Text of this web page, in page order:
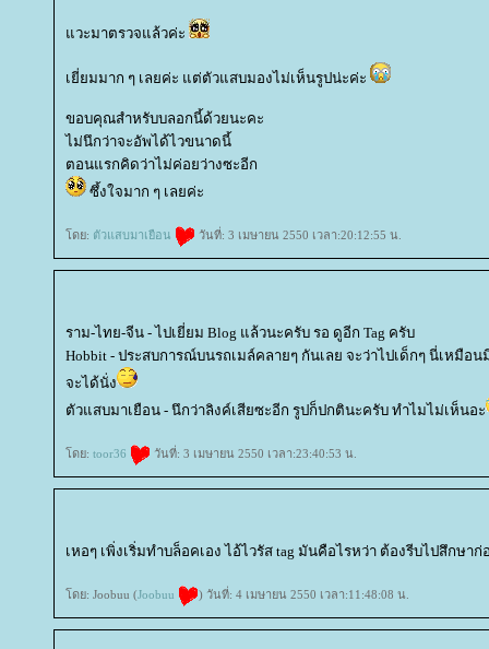
วะมาตรวจแล้วค่ะ
เยี่ยมมาก ๆ เลยค่ะ แต่ตัวแสบมองไม่เห็นรูปน่ะค่ะ
ขอบคุณสำหรับบลอกนี้ด้วยนะคะ
ไม่นึกว่าจะอัพได้ไวขนาดนี้
ตอนแรกคิดว่าไม่ค่อยว่างซะอีก
ซึ้งใจมาก ๆ เลยค่ะ
ดย: ตัวแสบมาเยือน วันที่: 3 เมษายน 2550 เวลา:20:12:55 น.
ราม-ไทย-จีน - ไปเยี่ยม Blog แล้วนะครับ รอ ดูอีก Tag ครับ
Hobbit - ประสบการณ์บนรถเมล์คลายๆ กันเลย จะว่าไปเด็กๆ นี่เหมือน
จะได้นั่ง
ตัวแสบมาเยือน - นึกว่าลิงค์เสียซะอีก รูปก็ปกตินะครับ ทำไมไม่เห็นอะ
ดย: toor36 วันที่: 3 เมษายน 2550 เวลา:23:40:53 น.
เหอๆ เพิ่งเริ่มทำบล็อคเอง ไอ้ไวรัส tag มันคือไรหว่า ต้องรีบไปสึกษา
ดย: Joobuu (Joobuu ) วันที่: 4 เมษายน 2550 เวลา:11:48:08 น.